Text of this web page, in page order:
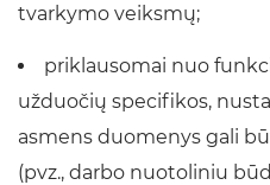
tvarkymo veiksmų;
priklausomai nuo
užduočių specifikos,
asmens duomenys gali
(pvz., darbo nuotoliniu